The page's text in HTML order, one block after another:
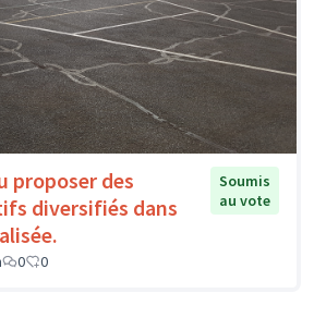
proposer des
diversifiés dans
Soumis
au vote
0 0